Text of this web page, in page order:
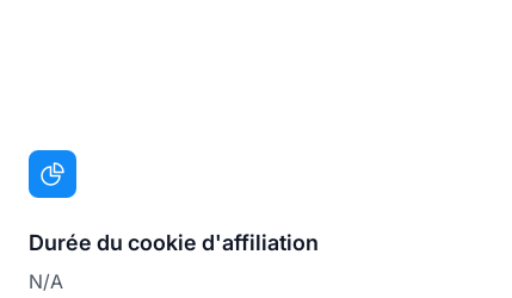
Durée du cookie d'affiliation
N/A